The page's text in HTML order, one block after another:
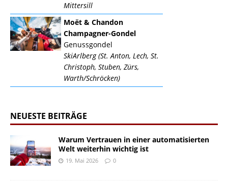
Mittersill
Moët & Chandon
Champagner-Gondel
Genussgondel
SkiArlberg (St. Anton, Lech, St.
Christoph, Stuben, Zürs,
Warth/Schröcken)
NEUESTE BEITRÄGE
Warum Vertrauen in einer automatisierten
Welt weiterhin wichtig ist
19. Mai 2026 0